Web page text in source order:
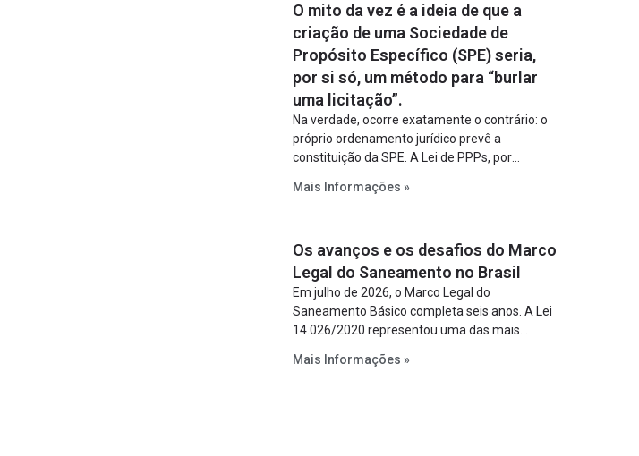
O mito da vez é a ideia de que a
criação de uma Sociedade de
Propósito Específico (SPE) seria,
por si só, um método para “burlar
uma licitação”.
Na verdade, ocorre exatamente o contrário: o
próprio ordenamento jurídico prevê a
constituição da SPE. A Lei de PPPs, por
constitua uma SPE para implantar e gerir o
Lei de Concessões, a figura é facultativa e
sujeita a uma escolha racional de projeto a
projeto.
Mais Informações »
Os avanços e os desafios do Marco
Legal do Saneamento no Brasil
Em julho de 2026, o Marco Legal do
Saneamento Básico completa seis anos. A Lei
14.026/2020 representou uma das mais
estabelecer metas claras para a
Mais Informações »